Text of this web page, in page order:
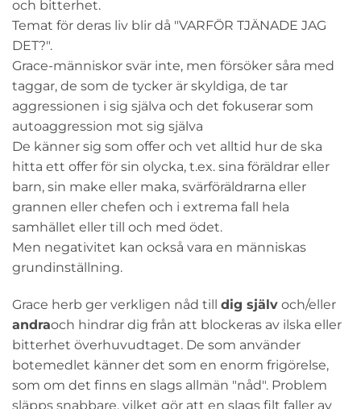
och bitterhet.
Temat för deras liv blir då "VARFÖR TJÄNADE JAG
DET?".
Grace-människor svär inte, men försöker såra med
taggar, de som de tycker är skyldiga, de tar
aggressionen i sig själva och det fokuserar som
autoaggression mot sig själva
De känner sig som offer och vet alltid hur de ska
hitta ett offer för sin olycka, t.ex. sina föräldrar eller
barn, sin make eller maka, svärföräldrarna eller
grannen eller chefen och i extrema fall hela
samhället eller till och med ödet.
Men negativitet kan också vara en människas
grundinställning.
Grace herb ger verkligen nåd till dig själv och/eller
andraoch hindrar dig från att blockeras av ilska eller
bitterhet överhuvudtaget. De som använder
botemedlet känner det som en enorm frigörelse,
som om det finns en slags allmän "nåd". Problem
släpps snabbare, vilket gör att en slags filt faller av